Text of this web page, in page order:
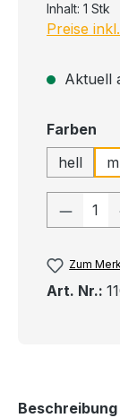
Inhalt: 1 Stk
Preise
Aktuell
Farben
hell
Zum
Art. Nr.:
Beschreibung